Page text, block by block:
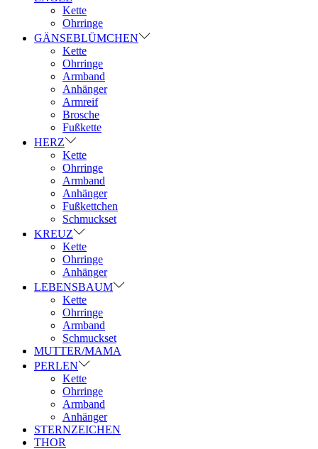
Kette
Ohrringe
GÄNSEBLÜMCHEN
Kette
Ohrringe
Armband
Anhänger
Armreif
Brosche
Fußkette
HERZ
Kette
Ohrringe
Armband
Anhänger
Fußkettchen
Schmuckset
KREUZ
Kette
Ohrringe
Anhänger
LEBENSBAUM
Kette
Ohrringe
Armband
Schmuckset
MUTTER/MAMA
PERLEN
Kette
Ohrringe
Armband
Anhänger
STERNZEICHEN
THOR